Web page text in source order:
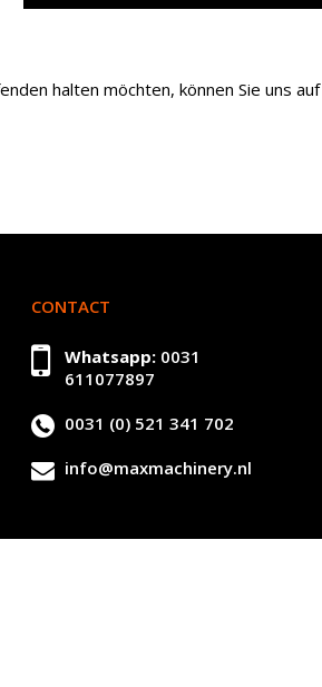
halten möchten, können Sie uns auf
CONTACT
Whatsapp: 0031
611077897
0031 (0) 521 341 702
info@maxmachinery.nl